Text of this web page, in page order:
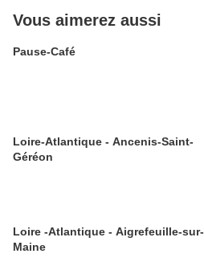
Vous aimerez aussi
Pause-Café
Loire-Atlantique - Ancenis-Saint-
Géréon
Loire -Atlantique - Aigrefeuille-sur-
Maine